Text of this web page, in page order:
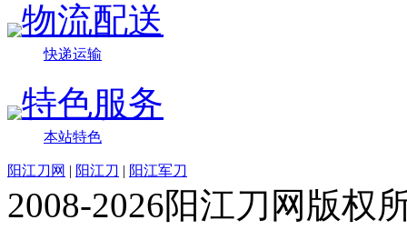
物流配送
快递运输
特色服务
本站特色
阳江刀网 | 阳江刀 | 阳江军刀
2008-2026阳江刀网版权